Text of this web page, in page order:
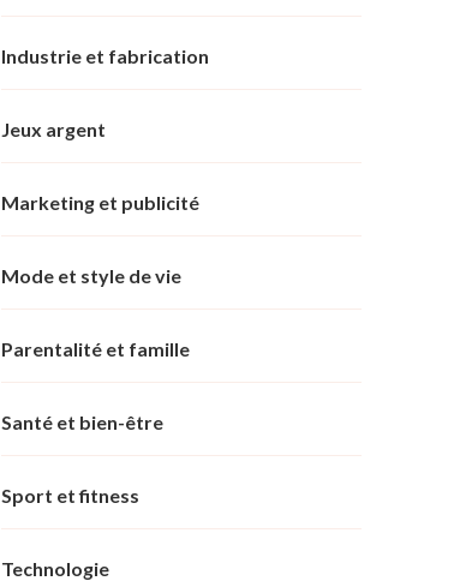
Industrie et fabrication
Jeux argent
Marketing et publicité
Mode et style de vie
Parentalité et famille
Santé et bien-être
Sport et fitness
Technologie